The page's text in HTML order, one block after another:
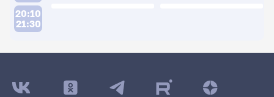
20:10
21:30
ДАТА ПОСЛЕДНЕГО ОБНОВЛЕНИЯ:
13.02.2026